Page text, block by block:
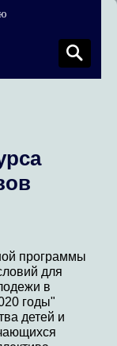
программы
для
в
годы"
детей и